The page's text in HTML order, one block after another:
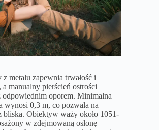
metalu zapewnia trwałość i
a manualny pierścień ostrości
odpowiednim oporem. Minimalna
wynosi 0,3 m, co pozwala na
bliska. Obiektyw waży około 1051-
w zdejmowaną osłonę